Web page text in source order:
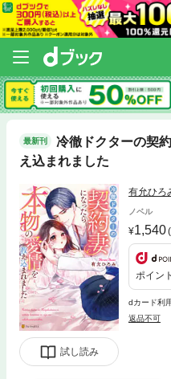
最新刊
冷徹ドクターの契
え込まれました
試し読み
有允ひろ
ノベル
1,540
ポイン
dカード利
返品不可